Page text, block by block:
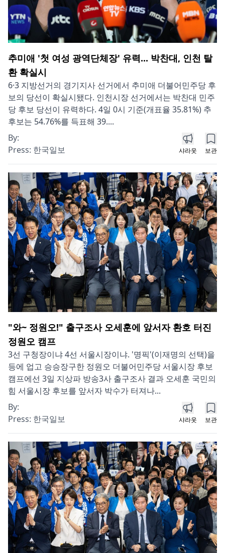
추미애 '첫 여성 광역단체장' 유력... 박찬대, 인천 탈
환 확실시
6·3 지방선거의 경기지사 선거에서 추미애 더불어민주당 후
보의 당선이 확실시됐다. 인천시장 선거에서는 박찬대 민주
당 후보 당선이 유력하다. 4일 0시 기준(개표율 35.81%) 추
후보는 54.76%를 득표해 39....
By:
Press: 한국일보 샤라웃 보관
"와~ 정원오!" 출구조사 오세훈에 앞서자 환호 터진
정원오 캠프
3선 구청장이냐 4선 서울시장이냐. '명픽'(이재명의 선택)을
등에 업고 승승장구한 정원오 더불어민주당 서울시장 후보
캠프에선 3일 지상파 방송3사 출구조사 결과 오세훈 국민의
힘 서울시장 후보를 앞서자 박수가 터져나...
By:
Press: 한국일보 샤라웃 보관